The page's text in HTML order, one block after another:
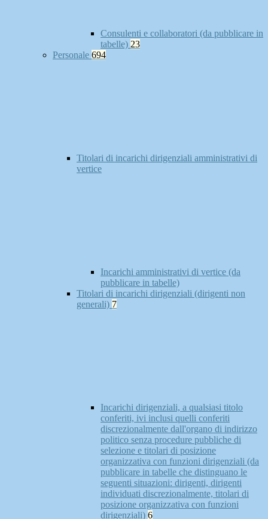
Consulenti e collaboratori (da pubblicare in
tabelle) 23
Personale 694
Titolari di incarichi dirigenziali amministrativi di
vertice
Incarichi amministrativi di vertice (da
pubblicare in tabelle)
Titolari di incarichi dirigenziali (dirigenti non
generali) 7
Incarichi dirigenziali, a qualsiasi titolo
conferiti, ivi inclusi quelli conferiti
discrezionalmente dall'organo di indirizzo
politico senza procedure pubbliche di
selezione e titolari di posizione
organizzativa con funzioni dirigenziali (da
pubblicare in tabelle che distinguano le
seguenti situazioni: dirigenti, dirigenti
individuati discrezionalmente, titolari di
posizione organizzativa con funzioni
dirigenziali) 6